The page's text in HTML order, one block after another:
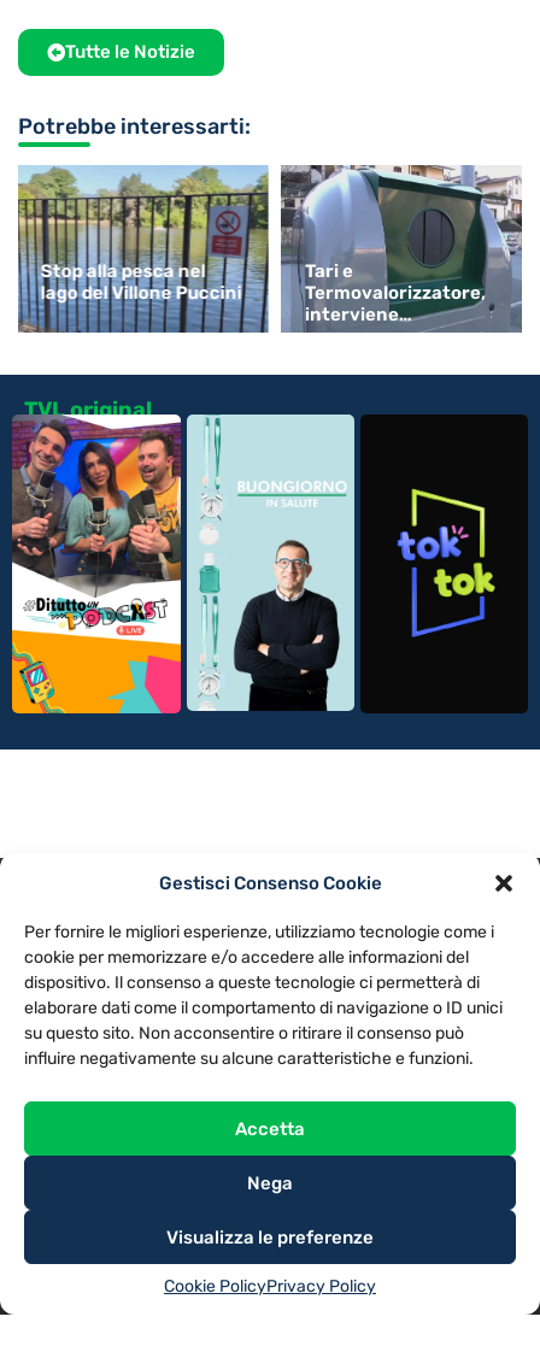
Gestisci Consenso Cookie
Per fornire le migliori esperienze, utilizziamo tecnologie come i
cookie per memorizzare e/o accedere alle informazioni del
dispositivo. Il consenso a queste tecnologie ci permetterà di
elaborare dati come il comportamento di navigazione o ID unici
su questo sito. Non acconsentire o ritirare il consenso può
influire negativamente su alcune caratteristiche e funzioni.
Accetta
Nega
Visualizza le preferenze
Cookie PolicyPrivacy Policy
Tutte le Notizie
Potrebbe interessarti:
Stop alla pesca nel
lago del Villone Puccini
Tari e
Termovalorizzatore,
interviene
Confartigianato
TVL original
NOTE LEGALI
CONTATTACI PREFERENZE
TV LIBERA S.P.A.
Via Monteleonese 95/21 – 51100 Pistoia (PT)
Tel. 0573.9136 / Fax 0573.913615